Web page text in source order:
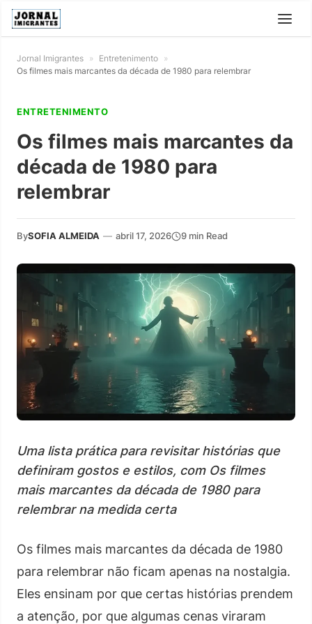
Jornal Imigrantes » Entretenimento »
Os filmes mais marcantes da década de 1980 para relembrar
ENTRETENIMENTO
Os filmes mais marcantes da
década de 1980 para
relembrar
BySOFIA ALMEIDA — abril 17, 2026 9 min Read
Uma lista prática para revisitar histórias que
definiram gostos e estilos, com Os filmes
mais marcantes da década de 1980 para
relembrar na medida certa
Os filmes mais marcantes da década de 1980
para relembrar não ficam apenas na nostalgia.
Eles ensinam por que certas histórias prendem
a atenção, por que algumas cenas viraram